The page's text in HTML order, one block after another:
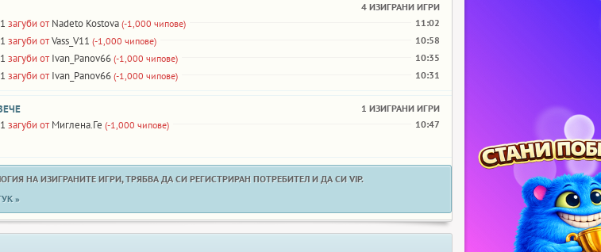
4 ИЗИГРАНИ ИГРИ
загуби от Nadeto Kostova (-1,000 чипове) 11:02
загуби отVass_V11 (-1,000 чипове) 10:58
загуби от Ivan_Panov66 (-1,000 чипове) 10:35
загуби от Ivan_Panov66 (-1,000 чипове) 10:31
1 ИЗИГРАНИ ИГРИ
загуби от Миглена.Ге (-1,000 чипове) 10:47
НА ИЗИГРАНИТЕ ИГРИ, ТРЯБВА ДА СИ РЕГИСТРИРАН ПОТРЕБИТЕЛ И ДА СИ VIP.
»